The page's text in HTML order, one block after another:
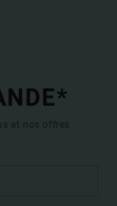
et nos offres